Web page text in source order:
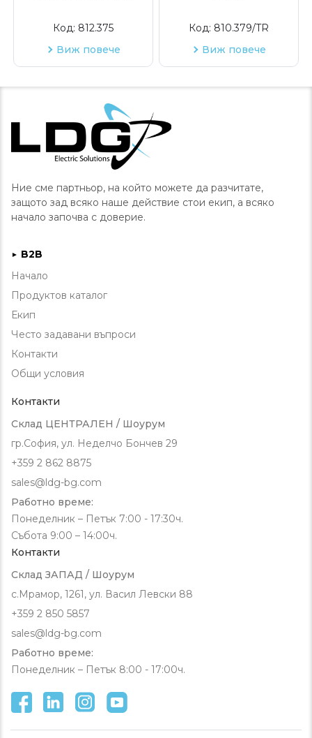
Код: 812.375
Виж повече
Код: 810.379/TR
Виж повече
Ние сме партньор, на който можете да разчитате,
защото зад всяко наше действие стои екип, а всяко
начало започва с доверие.
► B2B
Начало
Продуктов каталог
Екип
Често задавани въпроси
Контакти
Общи условия
Контакти
Склад ЦЕНТРАЛЕН / Шоурум
гр.София, ул. Неделчо Бончев 29
+359 2 862 8875
sales@ldg-bg.com
Работно време:
Понеделник – Петък 7:00 - 17:30ч.
Събота 9:00 – 14:00ч.
Контакти
Склад ЗАПАД / Шоурум
с.Мрамор, 1261, ул. Васил Левски 88
+359 2 850 5857
sales@ldg-bg.com
Работно време:
Понеделник – Петък 8:00 - 17:00ч.